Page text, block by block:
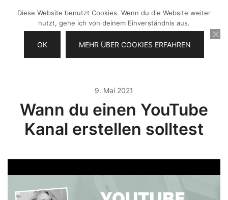
springen
9. Mai 2021
Wann du einen YouTube
Kanal erstellen solltest
Diese Website benutzt Cookies. Wenn du die Website weiter
nutzt, gehe ich von deinem Einverständnis aus.
OK MEHR ÜBER COOKIES ERFAHREN